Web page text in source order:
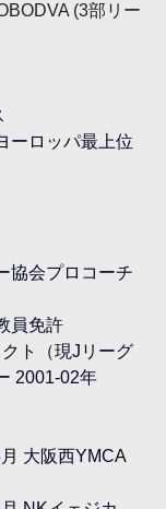
(3部リー
ーロッパ最上位
協会プロコーチ
員免許
ト（現Jリーグ
2001-02年
大阪西YMCA